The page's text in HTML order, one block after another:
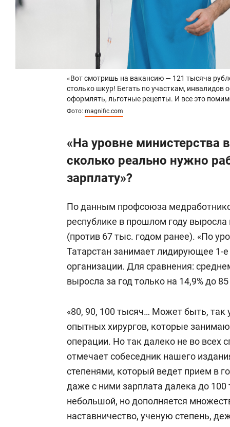
практики (семейные врачи) (кроме
четвертому квалификационному
Четвертый квалификационный
врачи-специалисты
лечебно-профилактических
патологоанатом, судебно-
провизор.
Руководители структурных
медицинским и фармацевтическим
провизор):
Первый квалификационный
заведующий структурным
лабораторией, кабинетом, отрядом
хирургического профиля
подразделения (отдела, отделения,
заведующий отделением
(анестезиологии-реанимации,
анатомического, судебно-
Для оклада предусмотрены
ВМП-центрах и клиниках, где есть
специализированной помощи, такой
старшего врача или сестры-хозяйки
«Вот смотришь на вакансию — 121 тысяча
столько шкур! Бегать по участкам,
оформлять, льготные рецепты. И все это
Фото: magnific.com
«На уровне министерства
сколько реально нужно
зарплату»?
По данным профсоюза
республике в прошлом году выросла
(против 67 тыс. годом ранее). «По
Татарстан занимает лидирующее 1-
организации. Для сравнения:
выросла за год только на 14,9% до
«80, 90, 100 тысяч… Может быть, так
опытных хирургов, которые
операции. Но так далеко не во всех
отмечает собеседник нашего
степенями, который ведет прием в
даже с ними зарплата далека до
небольшой, но дополняется
наставничество, ученую степень,